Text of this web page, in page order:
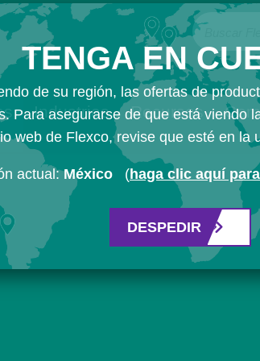
Industrias Recursos
TENGA EN
de su región, las ofertas de
Para asegurarse de que está viendo
web de Flexco, revise que esté en la
actual:México (haga clic aquí
DESPEDIR